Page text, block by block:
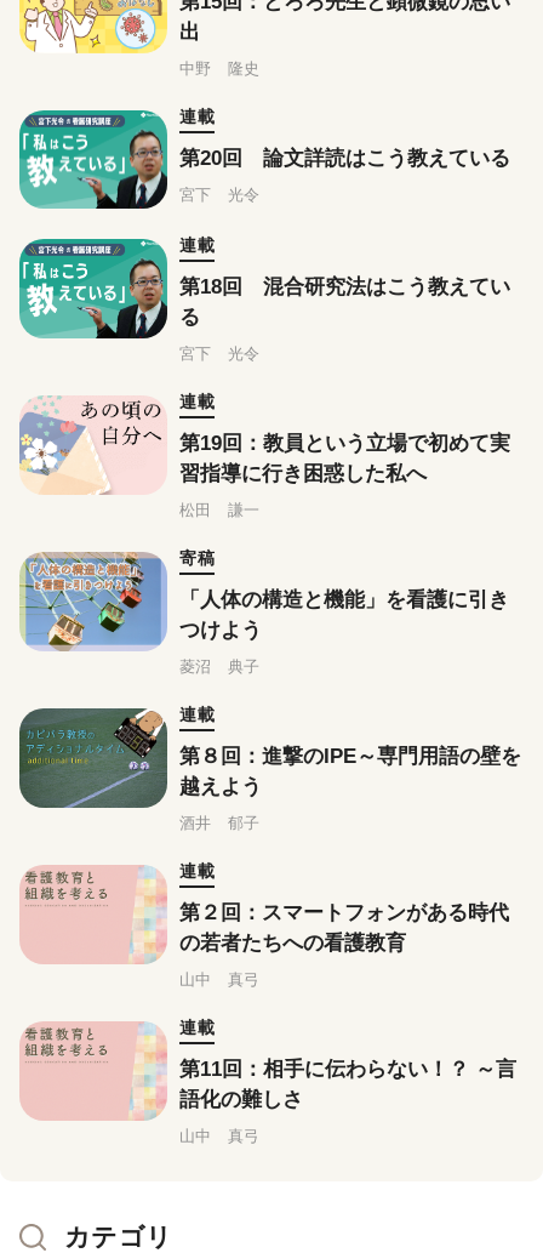
出
中野 隆史
連載
第20回 論文詳読はこう教えている
宮下 光令
連載
第18回 混合研究法はこう教えてい
る
宮下 光令
連載
第19回：教員という立場で初めて実
習指導に行き困惑した私へ
松田 謙一
寄稿
「人体の構造と機能」を看護に引き
つけよう
菱沼 典子
連載
第８回：進撃のIPE～専門用語の壁を
越えよう
酒井 郁子
連載
第２回：スマートフォンがある時代
の若者たちへの看護教育
山中 真弓
連載
第11回：相手に伝わらない！？ ～言
語化の難しさ
山中 真弓
カテゴリ